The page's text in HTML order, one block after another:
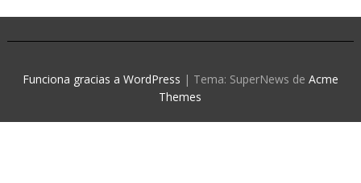
Funciona gracias a WordPress | Tema: SuperNews de Acme
Themes